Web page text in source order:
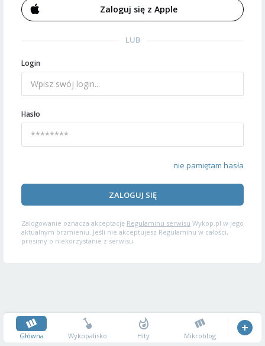
Zaloguj się z Apple
LUB
Login
Hasło
nie pamiętam hasła
ZALOGUJ SIĘ
Zalogowanie oznacza akceptację Regulaminu serwisu Wykop.pl w jego
aktualnym brzmieniu. Jeśli nie akceptujesz Regulaminu w całości,
prosimy o niekorzystanie z serwisu.
Główna Wykopalisko Hity Mikroblog